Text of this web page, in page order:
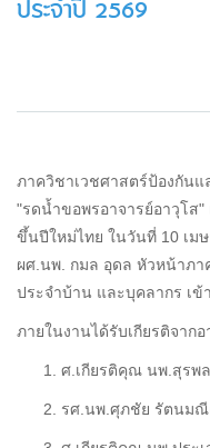
ประจำปี 2569
ภาควิชาเวชศาสตร์ป้องกัน
"รดน้ำขอพรอาจารย์อาวุโส"
ขึ้นปีใหม่ไทย ในวันที่ 10 เม
ผศ.นพ. กมล อุดล หัวหน้าภ
ประจำบ้าน และบุคลากร เข้
ภายในงานได้รับเกียรติจาก
ศ.เกียรติคุณ นพ.สุรพ
รศ.นพ.ศุภชัย รัตนม